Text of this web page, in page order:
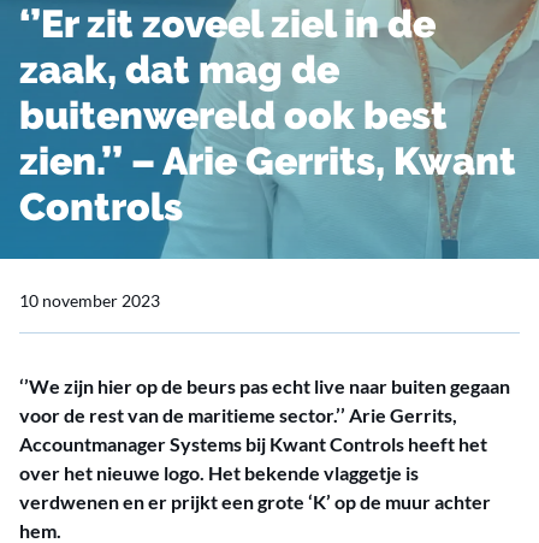
‘’Er zit zoveel ziel in de
zaak, dat mag de
buitenwereld ook best
zien.’’ – Arie Gerrits, Kwant
Controls
10 november 2023
‘’We zijn hier op de beurs pas echt live naar buiten gegaan
voor de rest van de maritieme sector.’’ Arie Gerrits,
Accountmanager Systems bij Kwant Controls heeft het
over het nieuwe logo. Het bekende vlaggetje is
verdwenen en er prijkt een grote ‘K’ op de muur achter
hem.